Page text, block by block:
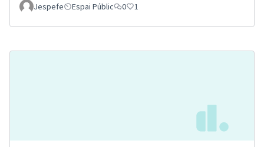
Jespefe Espai Públic 0 1